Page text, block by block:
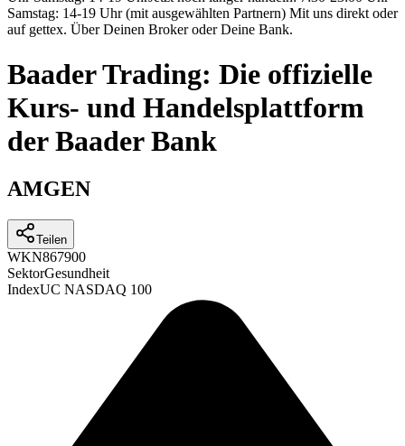
Samstag: 14-19 Uhr (mit ausgewählten Partnern) Mit uns direkt oder
auf gettex. Über Deinen Broker oder Deine Bank.
Baader Trading: Die offizielle
Kurs- und Handelsplattform
der Baader Bank
AMGEN
Teilen
WKN867900
SektorGesundheit
IndexUC NASDAQ 100